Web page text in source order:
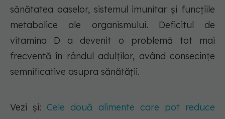
sănătatea oaselor, sistemul imunitar și funcțiile
metabolice ale organismului. Deficitul de
vitamina D a devenit o problemă tot mai
frecventă în rândul adulților, având consecințe
semnificative asupra sănătății.
Vezi și:Cele două alimente care pot reduce